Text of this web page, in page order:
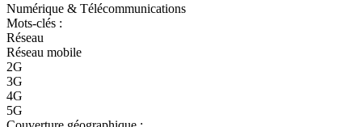
Numérique & Télécommunications
Mots-clés :
Réseau
Réseau mobile
2G
3G
4G
5G